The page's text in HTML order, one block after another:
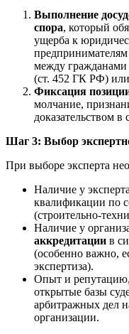
Выполнение
спора, который
ущерба к
между гражданами
(ст. 452 ГК РФ)
Фиксация
молчание,
доказательством в
Шаг 3: Выбор
При выборе эксперта
Наличие у эксперта
квалификации по
(строительно-
Наличие у
аккредитации в
(особенно важно,
экспертиза).
Опыт и
открытые базы
арбитражных дел
организации.